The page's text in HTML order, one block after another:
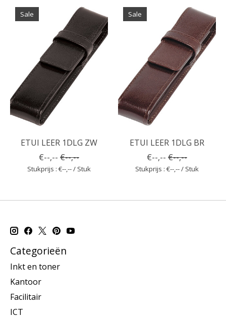
Sale
ETUI LEER 1DLG ZW
€--,-- €--,--
Stukprijs : €--,-- / Stuk
Sale
ETUI LEER 1DLG BR
€--,-- €--,--
Stukprijs : €--,-- / Stuk
Categorieën
Inkt en toner
Kantoor
Facilitair
ICT